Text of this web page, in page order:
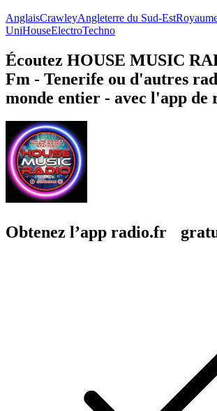
AnglaisCrawleyAngleterre du Sud-Est
UniHouseElectroTechno
Écoutez HOUSE MUSIC
Fm - Tenerife ou d'autres
monde entier - avec l'app de
Obtenez l’app radio.fr